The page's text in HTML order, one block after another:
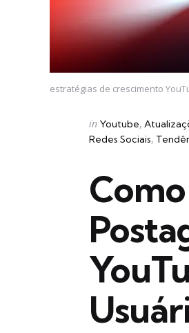
estratégias de crescimento
Categories
Posted
in
in Youtube
Redes Sociais